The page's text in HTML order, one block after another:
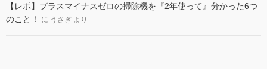
【レポ】プラスマイナスゼロの掃除機を『2年使って』分かった6つ
のこと！
に うさぎ より